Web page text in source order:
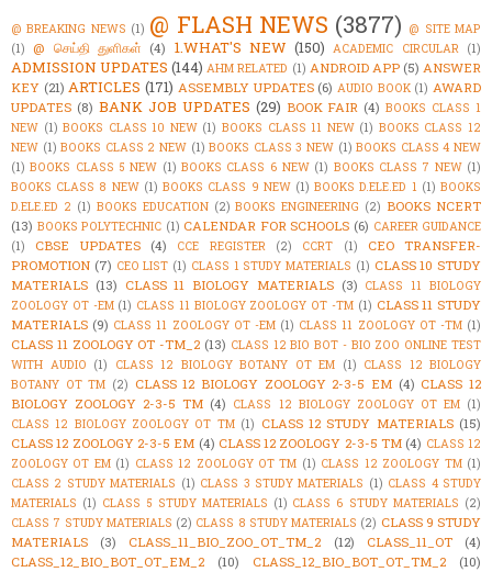
@ BREAKING NEWS (1) @ FLASH NEWS (3877) @ SITE MAP
(1) @ செய்தி துளிகள் (4) 1.WHAT'S NEW (150) ACADEMIC CIRCULAR (1)
ADMISSION UPDATES (144) AHM RELATED (1) ANDROID APP (5) ANSWER
KEY (21) ARTICLES (171) ASSEMBLY UPDATES (6) AUDIO BOOK (1) AWARD
UPDATES (8) BANK JOB UPDATES (29) BOOK FAIR (4) BOOKS CLASS 1
NEW (1) BOOKS CLASS 10 NEW (1) BOOKS CLASS 11 NEW (1) BOOKS CLASS 12
NEW (1) BOOKS CLASS 2 NEW (1) BOOKS CLASS 3 NEW (1) BOOKS CLASS 4 NEW
(1) BOOKS CLASS 5 NEW (1) BOOKS CLASS 6 NEW (1) BOOKS CLASS 7 NEW (1)
BOOKS CLASS 8 NEW (1) BOOKS CLASS 9 NEW (1) BOOKS D.ELE.ED 1 (1) BOOKS
D.ELE.ED 2 (1) BOOKS EDUCATION (2) BOOKS ENGINEERING (2) BOOKS NCERT
(13) BOOKS POLYTECHNIC (1) CALENDAR FOR SCHOOLS (6) CAREER GUIDANCE
(1)
CBSE UPDATES (4) CCE REGISTER (2) CCRT (1)
CEO TRANSFER-
PROMOTION (7) CEO LIST (1) CLASS 1 STUDY MATERIALS (1) CLASS 10 STUDY
MATERIALS (13) CLASS 11 BIOLOGY MATERIALS (3) CLASS 11 BIOLOGY
ZOOLOGY OT -EM (1) CLASS 11 BIOLOGY ZOOLOGY OT -TM (1) CLASS 11 STUDY
MATERIALS (9) CLASS 11 ZOOLOGY OT -EM (1) CLASS 11 ZOOLOGY OT -TM (1)
CLASS 11 ZOOLOGY OT -TM_2 (13) CLASS 12 BIO BOT - BIO ZOO ONLINE TEST
WITH AUDIO (1) CLASS 12 BIOLOGY BOTANY OT EM (1) CLASS 12 BIOLOGY
BOTANY OT TM (2) CLASS 12 BIOLOGY ZOOLOGY 2-3-5 EM (4) CLASS 12
BIOLOGY ZOOLOGY 2-3-5 TM (4) CLASS 12 BIOLOGY ZOOLOGY OT EM (1)
CLASS 12 BIOLOGY ZOOLOGY OT TM (1) CLASS 12 STUDY MATERIALS (15)
CLASS 12 ZOOLOGY 2-3-5 EM (4) CLASS 12 ZOOLOGY 2-3-5 TM (4) CLASS 12
ZOOLOGY OT EM (1) CLASS 12 ZOOLOGY OT TM (1) CLASS 12 ZOOLOGY TM (1)
CLASS 2 STUDY MATERIALS (1) CLASS 3 STUDY MATERIALS (1) CLASS 4 STUDY
MATERIALS (1) CLASS 5 STUDY MATERIALS (1) CLASS 6 STUDY MATERIALS (2)
CLASS 7 STUDY MATERIALS (2) CLASS 8 STUDY MATERIALS (2) CLASS 9 STUDY
MATERIALS
(3) CLASS_11_BIO_ZOO_OT_TM_2 (12) CLASS_11_OT
(4)
CLASS_12_BIO_BOT_OT_EM_2
(10) CLASS_12_BIO_BOT_OT_TM_2
(10)